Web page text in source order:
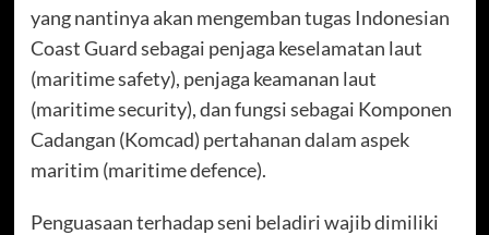
yang nantinya akan mengemban tugas Indonesian
Coast Guard sebagai penjaga keselamatan laut
(maritime safety), penjaga keamanan laut
(maritime security), dan fungsi sebagai Komponen
Cadangan (Komcad) pertahanan dalam aspek
maritim (maritime defence).
Penguasaan terhadap seni beladiri wajib dimiliki